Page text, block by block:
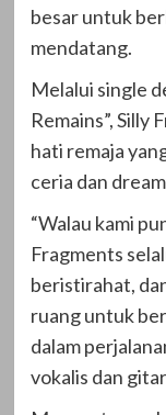
besar untuk
mendatang.
Melalui single
Remains”, Silly
hati remaja
ceria dan
“Walau kami
Fragments
beristirahat,
ruang untuk
dalam
vokalis dan